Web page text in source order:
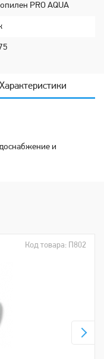
PRO AQUA
Характеристики
и
Код товара: П802